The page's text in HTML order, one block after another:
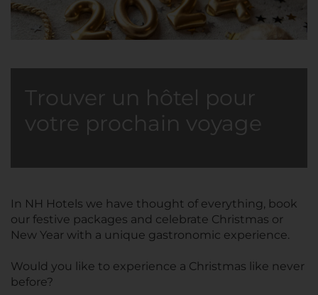
Trouver un hôtel pour
votre prochain voyage
In NH Hotels we have thought of everything, book
our festive packages and celebrate Christmas or
New Year with a unique gastronomic experience.
Would you like to experience a Christmas like never
before?